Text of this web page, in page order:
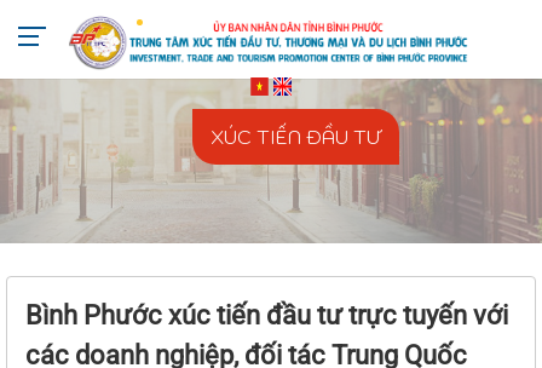
+842713818666
ttxtdttmdl@binhphuoc.gov.vn
XÚC TIẾN ĐẦU TƯ
Bình Phước xúc tiến đầu tư trực tuyến với
các doanh nghiệp, đối tác Trung Quốc